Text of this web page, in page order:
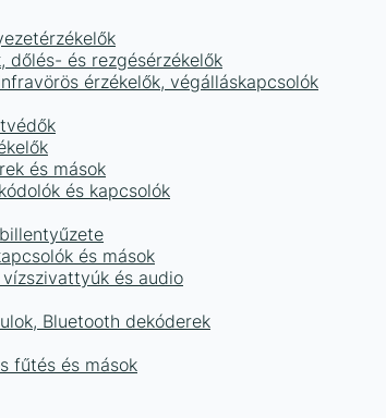
dőlés- és rezgésérzékelők
érzékelők, végálláskapcsolók
és mások
és kapcsolók
és mások
és audio
Bluetooth dekóderek
fűtés és mások